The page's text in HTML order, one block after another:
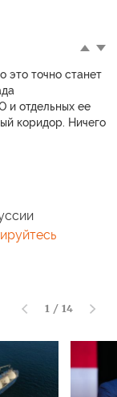
это точно станет
и отдельных ее
коридор. Ничего
1 / 14